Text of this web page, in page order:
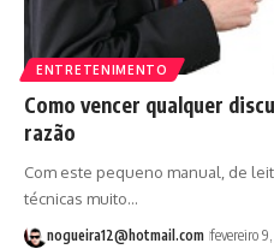
ENTRETENIMENTO
Como vencer qualquer
razão
Com este pequeno manual, de
técnicas muito…
nogueira12@hotmail.com fevereiro